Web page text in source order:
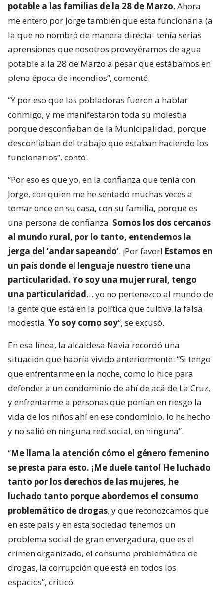
potable a las familias de la 28 de Marzo. Ahora
me entero por Jorge también que esta funcionaria (a
la que no nombró de manera directa- tenía serias
aprensiones que nosotros proveyéramos de agua
potable a la 28 de Marzo a pesar que estábamos en
plena época de incendios”, comentó.
“Y por eso que las pobladoras fueron a hablar
conmigo, y me manifestaron toda su molestia
porque desconfiaban de la Municipalidad, porque
desconfiaban del trabajo que estaban haciendo los
funcionarios”, contó.
“Por eso es que yo, en la confianza que tenía con
Jorge, con quien me he sentado muchas veces a
tomar once en su casa, con su familia, porque es
una persona de confianza. Somos los dos cercanos
al mundo rural, por lo tanto, entendemos la
jerga del ‘andar sapeando’. ¡Por favor! Estamos en
un país donde el lenguaje nuestro tiene una
particularidad. Yo soy una mujer rural, tengo
una particularidad… yo no pertenezco al mundo de
la gente que está en la política que cultiva la falsa
modestia. Yo soy como soy“, se excusó.
En esa línea, la alcaldesa Navia recordó una
situación que habría vivido anteriormente: “Si tengo
que enfrentarme en la noche, como lo hice para
defender a un condominio de ahí de acá de La Cruz,
y enfrentarme a personas que ponían en riesgo la
vida de los niños ahí en ese condominio, lo he hecho
y no salió en ninguna red social, en ninguna”.
“Me llama la atención cómo el género femenino
se presta para esto. ¡Me duele tanto! He luchado
tanto por los derechos de las mujeres, he
luchado tanto porque abordemos el consumo
problemático de drogas, y que reconozcamos que
en este país y en esta sociedad tenemos un
problema social de gran envergadura, que es el
crimen organizado, el consumo problemático de
drogas, la corrupción que está en todos los
espacios”, criticó.